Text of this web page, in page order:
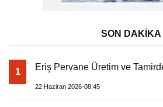
SON DAKİKA
1 Eriş Pervane Üretim ve
22 Haziran 2026-08:45